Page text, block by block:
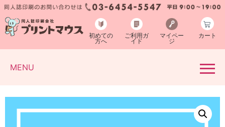
初めての
方へ
ご利用ガ
イド
マイペー
ジ
カート
MENU